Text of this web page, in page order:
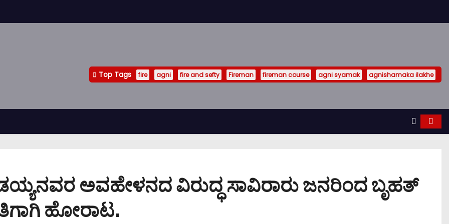
Top Tags fire agni fire and sefty Fireman fireman course agni syamak agnishamaka ilakhe
ಅವಹೇಳನದ ವಿರುದ್ಧ ಸಾವಿರಾರು ಜನರಿಂದ ಬೃಹತ್
ಹೋರಾಟ.